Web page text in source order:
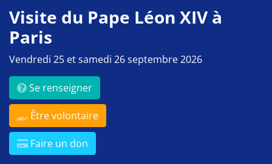
Visite du Pape Léon XIV à
Paris
Vendredi 25 et samedi 26 septembre 2026
Se renseigner
Être volontaire
Faire un don